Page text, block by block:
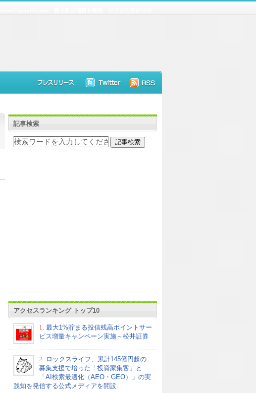
記事検索
アクセスランキング トップ10
1.
最大1%貯まる投信残高ポイントサー
ビス増量キャンペーン実施～松井証券
2.
ロックスライフ、累計145億円超の
募集支援で培った「投資家集客」と
「AI検索最適化（AEO・GEO）」の実
践知を発信する公式メディアを開設